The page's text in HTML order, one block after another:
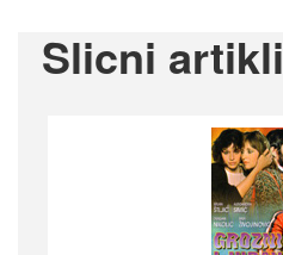
Slicni artikli